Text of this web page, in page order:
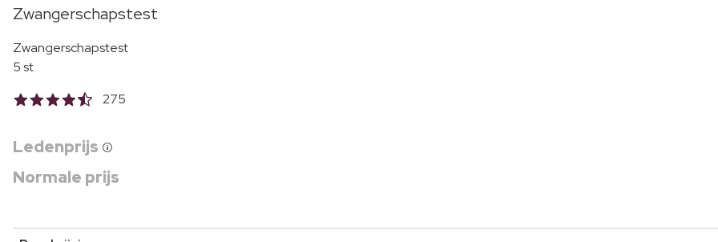
Zwangerschapstest
Zwangerschapstest
5 st
275
Ledenprijs
Normale prijs